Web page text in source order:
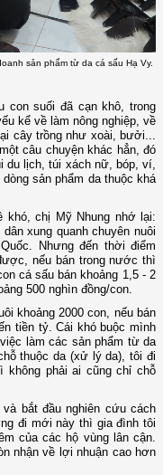
sản phẩm từ da cá sấu Hạ Vy.
con suối đã cạn khô, trong
kể về làm nông nghiệp, về
cây trồng như xoài, bưởi...
câu chuyện khác hẳn, đó
du lịch, túi xách nữ, bóp, ví,
sản phẩm da thuộc khá
khó, chị Mỹ Nhung nhớ lại:
xung quanh chuyên nuôi
Nhưng đến thời điểm
nếu bán trong nước thì
cá sấu bán khoảng 1,5 - 2
500 nghìn đồng/con.
khoảng 2000 con, nếu bán
tiền tỷ. Cái khó buộc mình
làm các sản phẩm từ da
thuộc da (xử lý da), tôi đi
phải ai cũng chỉ chỗ
bắt đầu nghiên cứu cách
đi mới này thì gia đình tôi
của các hộ vùng lân cận.
nhận về lợi nhuận cao hơn